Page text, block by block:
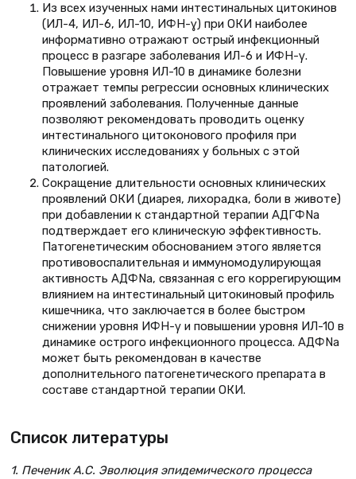
Из всех изученных нами интестинальных цитокинов
(ИЛ-4, ИЛ-6, ИЛ-10, ИФН-ɣ) при ОКИ наиболее
информативно отражают острый инфекционный
процесс в разгаре заболевания ИЛ-6 и ИФН-γ.
Повышение уровня ИЛ-10 в динамике болезни
отражает темпы регрессии основных клинических
проявлений заболевания. Полученные данные
позволяют рекомендовать проводить оценку
интестинального цитоконового профиля при
клинических исследованиях у больных с этой
патологией.
Сокращение длительности основных клинических
проявлений ОКИ (диарея, лихорадка, боли в животе)
при добавлении к стандартной терапии АДГФNа
подтверждает его клиническую эффективность.
Патогенетическим обоснованием этого является
противовоспалительная и иммуномодулирующая
активность АДФNа, связанная с его коррегирующим
влиянием на интестинальный цитокиновый профиль
кишечника, что заключается в более быстром
снижении уровня ИФН-γ и повышении уровня ИЛ-10 в
динамике острого инфекционного процесса. АДФNа
может быть рекомендован в качестве
дополнительного патогенетического препарата в
составе стандартной терапии ОКИ.
Список литературы
1. Печеник А.С. Эволюция эпидемического процесса